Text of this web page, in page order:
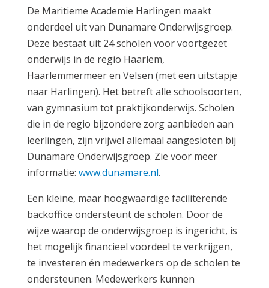
De Maritieme Academie Harlingen maakt
onderdeel uit van Dunamare Onderwijsgroep.
Deze bestaat uit 24 scholen voor voortgezet
onderwijs in de regio Haarlem,
Haarlemmermeer en Velsen (met een uitstapje
naar Harlingen). Het betreft alle schoolsoorten,
van gymnasium tot praktijkonderwijs. Scholen
die in de regio bijzondere zorg aanbieden aan
leerlingen, zijn vrijwel allemaal aangesloten bij
Dunamare Onderwijsgroep. Zie voor meer
informatie: www.dunamare.nl.
Een kleine, maar hoogwaardige faciliterende
backoffice ondersteunt de scholen. Door de
wijze waarop de onderwijsgroep is ingericht, is
het mogelijk financieel voordeel te verkrijgen,
te investeren én medewerkers op de scholen te
ondersteunen. Medewerkers kunnen